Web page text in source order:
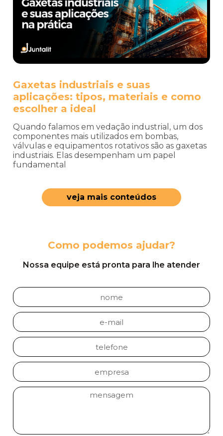
Gaxetas industriais e suas
aplicações: tipos, materiais e como
escolher a ideal
Quando falamos em vedação industrial, um dos
componentes mais utilizados em bombas,
válvulas e equipamentos rotativos são as gaxetas
industriais. Elas desempenham um papel
fundamental
veja mais conteúdos
Como podemos ajudar?
Nossa equipe está pronta para lhe atender